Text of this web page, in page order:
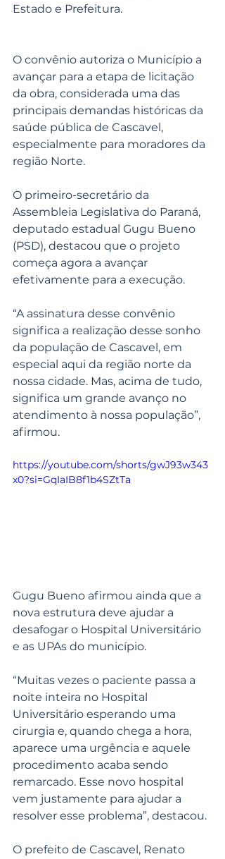
Estado e Prefeitura.
O convênio autoriza o Município a
avançar para a etapa de licitação
da obra, considerada uma das
principais demandas históricas da
saúde pública de Cascavel,
especialmente para moradores da
região Norte.
O primeiro-secretário da
Assembleia Legislativa do Paraná,
deputado estadual Gugu Bueno
(PSD), destacou que o projeto
começa agora a avançar
efetivamente para a execução.
“A assinatura desse convênio
significa a realização desse sonho
da população de Cascavel, em
especial aqui da região norte da
nossa cidade. Mas, acima de tudo,
significa um grande avanço no
atendimento à nossa população”,
afirmou.
https://youtube.com/shorts/gwJ93w343
x0?si=GqIaIB8f1b4SZtTa
Gugu Bueno afirmou ainda que a
nova estrutura deve ajudar a
desafogar o Hospital Universitário
e as UPAs do município.
“Muitas vezes o paciente passa a
noite inteira no Hospital
Universitário esperando uma
cirurgia e, quando chega a hora,
aparece uma urgência e aquele
procedimento acaba sendo
remarcado. Esse novo hospital
vem justamente para ajudar a
resolver esse problema”, destacou.
O prefeito de Cascavel, Renato